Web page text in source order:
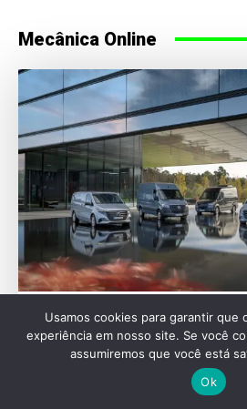
Mecânica Online
IAA
Mercedes-Benz Vans
inovação na IAA
Usamos cookies para garantir que
experiência em nosso site. Se você
assumiremos que você está
Ok